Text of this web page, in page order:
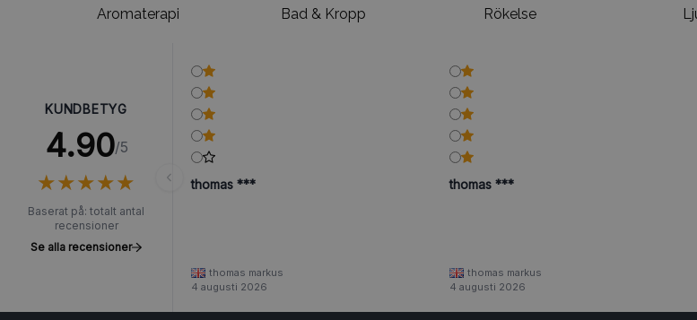
Aromaterapi Bad & Kropp Rökelse
KUNDBETYG
4.90/5
★★★★★
★★★★★
Baserat på: totalt antal
recensioner
Se alla recensioner
thomas ***
thomas markus
4 augusti 2026
thomas ***
thomas markus
4 augusti 2026